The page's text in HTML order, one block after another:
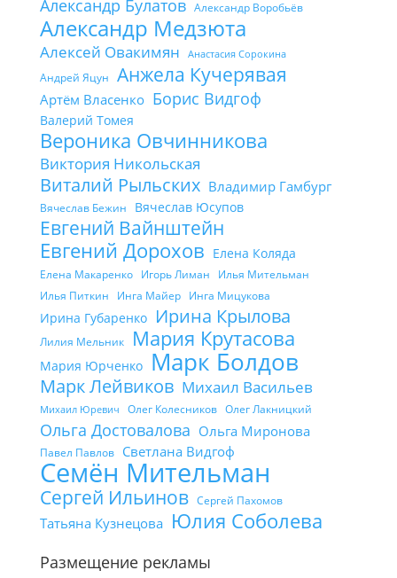
Александр Булатов Александр Воробьёв
Александр Медзюта
Алексей Овакимян Анастасия Сорокина
Андрей Яцун Анжела Кучерявая
Артём Власенко Борис Видгоф
Валерий Томея
Вероника Овчинникова
Виктория Никольская
Виталий Рыльских Владимир Гамбург
Вячеслав Бежин Вячеслав Юсупов
Евгений Вайнштейн
Евгений Дорохов Елена Коляда
Елена Макаренко Игорь Лиман
Илья Мительман
Илья Питкин
Инга Майер Инга Мицукова
Ирина Губаренко Ирина Крылова
Лилия Мельник Мария Крутасова
Мария Юрченко Марк Болдов
Марк Лейвиков Михаил Васильев
Михаил Юревич Олег Колесников Олег Лакницкий
Ольга Достовалова Ольга Миронова
Павел Павлов Светлана Видгоф
Семён Мительман
Сергей Ильинов Сергей Пахомов
Татьяна Кузнецова Юлия Соболева
Размещение рекламы